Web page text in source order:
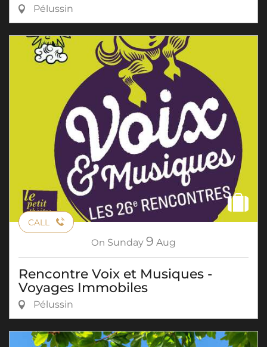
Pélussin
CALL
On Sunday 9 Aug
Rencontre Voix et Musiques -
Voyages Immobiles
Pélussin